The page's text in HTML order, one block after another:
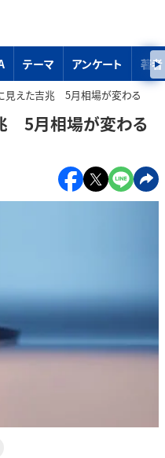
テーマ アンケート 著者
えた吉兆 5月相場が変わる
5月相場が変わる